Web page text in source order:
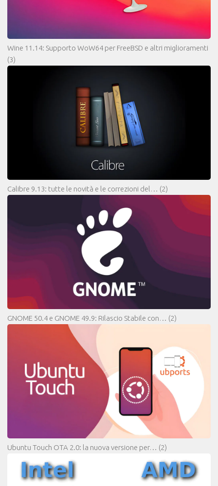
Wine 11.14: Supporto WoW64 per FreeBSD e altri miglioramenti
(3)
Calibre 9.13: tutte le novità e le correzioni del… (2)
GNOME 50.4 e GNOME 49.9: Rilascio Stabile con… (2)
Ubuntu Touch OTA 2.0: la nuova versione per… (2)